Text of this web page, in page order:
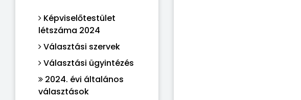
Képviselőtestület
létszáma 2024
Választási szervek
Választási ügyintézés
2024. évi általános
választások